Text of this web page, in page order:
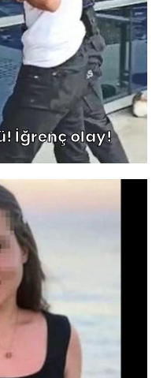
İğrenç olay!